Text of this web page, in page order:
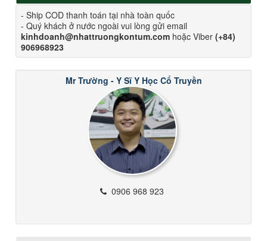
- Ship COD thanh toán tại nhà toàn quốc
- Quý khách ở nước ngoài vui lòng gửi email
kinhdoanh@nhattruongkontum.com hoặc Viber (+84)
906968923
Mr Trường - Y Sĩ Y Học Cổ Truyền
0906 968 923